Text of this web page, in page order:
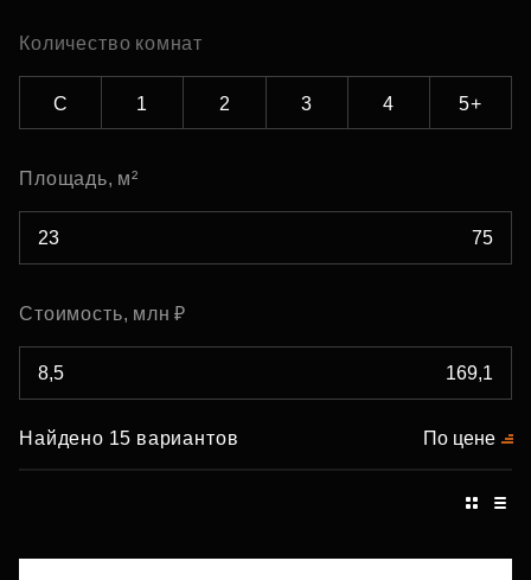
Количество комнат
С 1 2 3 4 5+
Площадь, м²
Стоимость, млн ₽
Найдено 15 вариантов По цене